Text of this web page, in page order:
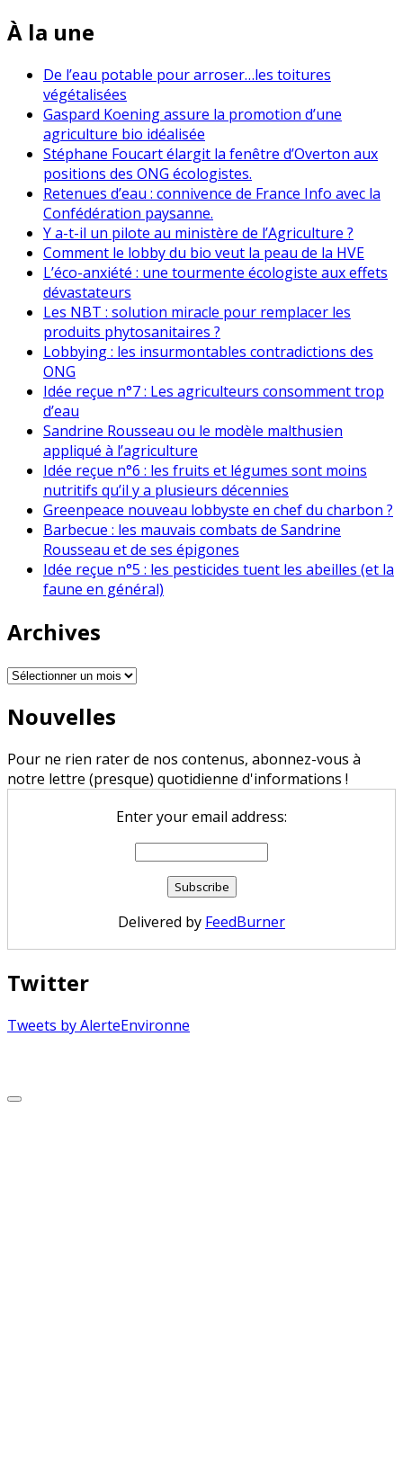
À la une
De l’eau potable pour arroser…les toitures
végétalisées
Gaspard Koening assure la promotion d’une
agriculture bio idéalisée
Stéphane Foucart élargit la fenêtre d’Overton aux
positions des ONG écologistes.
Retenues d’eau : connivence de France Info avec la
Confédération paysanne.
Y a-t-il un pilote au ministère de l’Agriculture ?
Comment le lobby du bio veut la peau de la HVE
L’éco-anxiété : une tourmente écologiste aux effets
dévastateurs
Les NBT : solution miracle pour remplacer les
produits phytosanitaires ?
Lobbying : les insurmontables contradictions des
ONG
Idée reçue n°7 : Les agriculteurs consomment trop
d’eau
Sandrine Rousseau ou le modèle malthusien
appliqué à l’agriculture
Idée reçue n°6 : les fruits et légumes sont moins
nutritifs qu’il y a plusieurs décennies
Greenpeace nouveau lobbyste en chef du charbon ?
Barbecue : les mauvais combats de Sandrine
Rousseau et de ses épigones
Idée reçue n°5 : les pesticides tuent les abeilles (et la
faune en général)
Archives
Archives
Nouvelles
Pour ne rien rater de nos contenus, abonnez-vous à
notre lettre (presque) quotidienne d'informations !
Enter your email address:
Delivered by FeedBurner
Twitter
Tweets by AlerteEnvironne
Scroll